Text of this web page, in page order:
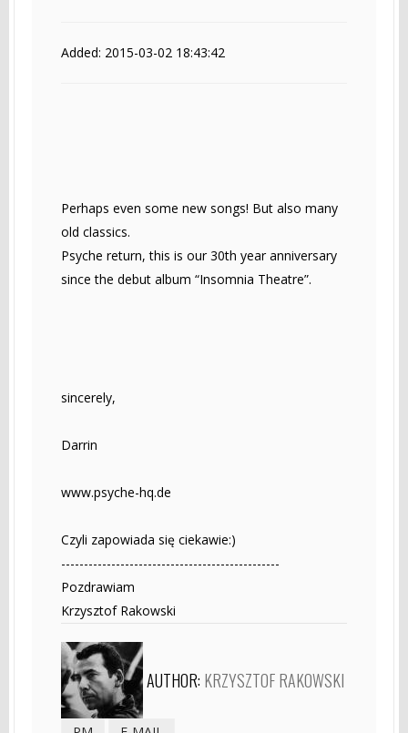
Added: 2015-03-02 18:43:42
Perhaps even some new songs! But also many
old classics.
Psyche return, this is our 30th year anniversary
since the debut album “Insomnia Theatre”.
sincerely,
Darrin
www.psyche-hq.de
Czyli zapowiada się ciekawie:)
------------------------------------------------
Pozdrawiam
Krzysztof Rakowski
AUTHOR: KRZYSZTOF RAKOWSKI